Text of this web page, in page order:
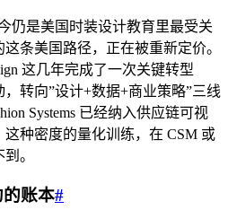
今仍是美国时装设计教育里最受关
条美国路径，正在被重新定价。
这几年完成了一次关键转型
转向”设计+数据+商业策略”三线
Systems 已经纳入供应链可视
种密度的量化训练，在 CSM 或
。
账本#